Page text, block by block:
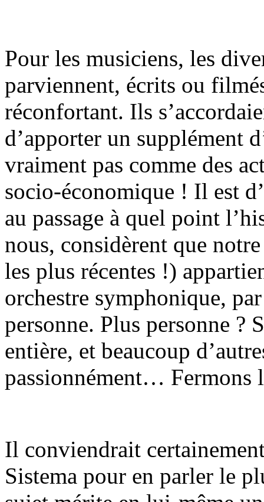
Pour les musiciens, les
parviennent, écrits ou
réconfortant. Ils
d’apporter un supplément
vraiment pas comme des
socio-économique ! Il est
au passage à quel point
nous, considèrent que
les plus récentes !)
orchestre symphonique,
personne. Plus personne ?
entière, et beaucoup
passionnément… Fermons
Il conviendrait
Sistema pour en parler le